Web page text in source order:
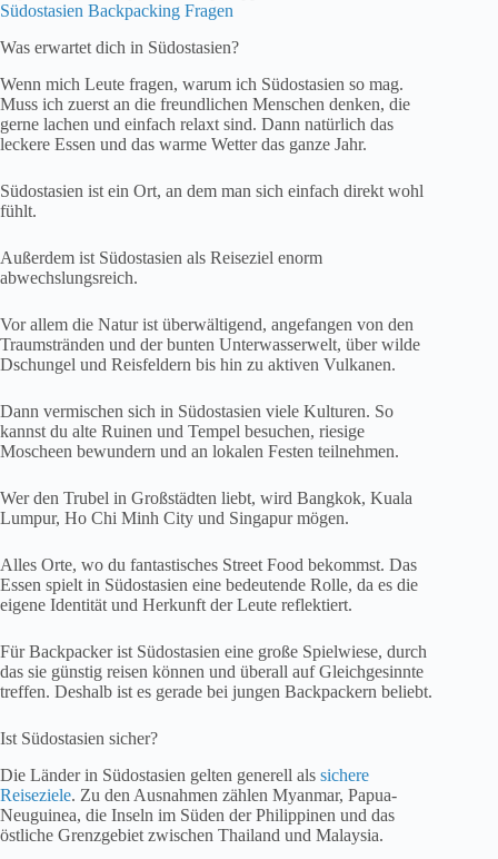
Südostasien Backpacking Fragen
Was erwartet dich in Südostasien?
Wenn mich Leute fragen, warum ich Südostasien so mag.
Muss ich zuerst an die freundlichen Menschen denken, die
gerne lachen und einfach relaxt sind. Dann natürlich das
leckere Essen und das warme Wetter das ganze Jahr.
Südostasien ist ein Ort, an dem man sich einfach direkt wohl
fühlt.
Außerdem ist Südostasien als Reiseziel enorm
abwechslungsreich.
Vor allem die Natur ist überwältigend, angefangen von den
Traumstränden und der bunten Unterwasserwelt, über wilde
Dschungel und Reisfeldern bis hin zu aktiven Vulkanen.
Dann vermischen sich in Südostasien viele Kulturen. So
kannst du alte Ruinen und Tempel besuchen, riesige
Moscheen bewundern und an lokalen Festen teilnehmen.
Wer den Trubel in Großstädten liebt, wird Bangkok, Kuala
Lumpur, Ho Chi Minh City und Singapur mögen.
Alles Orte, wo du fantastisches Street Food bekommst. Das
Essen spielt in Südostasien eine bedeutende Rolle, da es die
eigene Identität und Herkunft der Leute reflektiert.
Für Backpacker ist Südostasien eine große Spielwiese, durch
das sie günstig reisen können und überall auf Gleichgesinnte
treffen. Deshalb ist es gerade bei jungen Backpackern beliebt.
Ist Südostasien sicher?
Die Länder in Südostasien gelten generell als sichere
Reiseziele. Zu den Ausnahmen zählen Myanmar, Papua-
Neuguinea, die Inseln im Süden der Philippinen und das
östliche Grenzgebiet zwischen Thailand und Malaysia.